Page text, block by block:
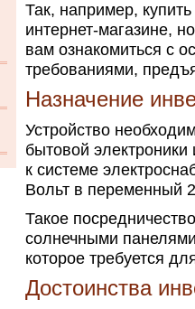
Так, например, купить
интернет-магазине,
вам ознакомиться с
требованиями,
Назначение
Устройство
бытовой
к системе
Вольт в переменный
Такое
солнечными
которое требуется
Достоинства